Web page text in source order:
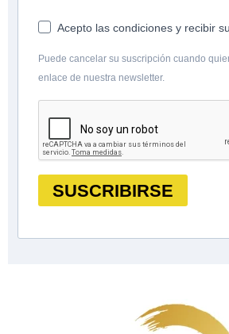
Acepto las condiciones y recibir
Puede cancelar su suscripción cuando
enlace de nuestra newsletter.
SUSCRIBIRSE